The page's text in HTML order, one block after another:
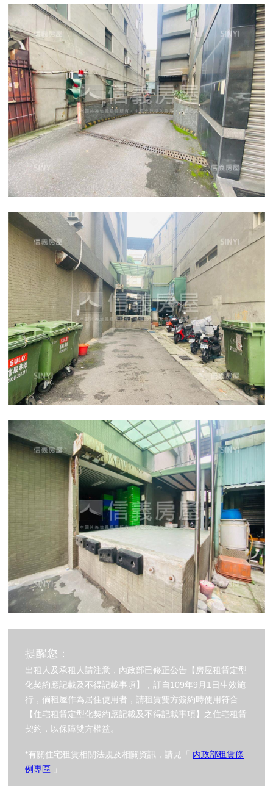
提醒您：
出租人及承租人請注意，內政部已修正公告【房屋租賃定型
化契約應記載及不得記載事項】，訂自109年9月1日生效施
行，倘租屋作為居住使用者，請租賃雙方簽約時使用符合
【住宅租賃定型化契約應記載及不得記載事項】之住宅租賃
契約，以保障雙方權益。
*有關住宅租賃相關法規及相關資訊，請見「 內政部租賃條
例專區 」